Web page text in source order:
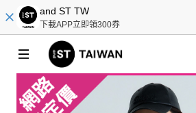
and ST TW
下載APP立即領300券